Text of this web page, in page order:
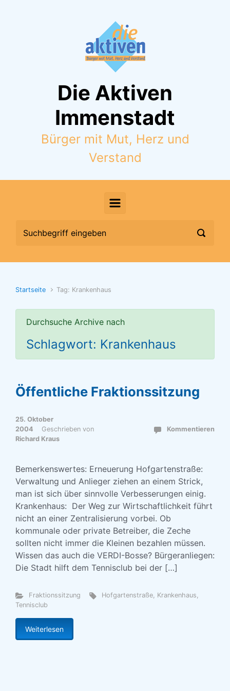
Die Aktiven
Immenstadt
Bürger mit Mut, Herz und
Verstand
Startseite Tag: Krankenhaus
Durchsuche Archive nach
Schlagwort: Krankenhaus
Öffentliche Fraktionssitzung
25. Oktober
2004
Geschrieben von
Richard Kraus
Kommentieren
Bemerkenswertes: Erneuerung Hofgartenstraße:
Verwaltung und Anlieger ziehen an einem Strick,
man ist sich über sinnvolle Verbesserungen einig.
Krankenhaus: Der Weg zur Wirtschaftlichkeit führt
nicht an einer Zentralisierung vorbei. Ob
kommunale oder private Betreiber, die Zeche
sollten nicht immer die Kleinen bezahlen müssen.
Wissen das auch die VERDI-Bosse? Bürgeranliegen:
Die Stadt hilft dem Tennisclub bei der […]
Fraktionssitzung Hofgartenstraße, Krankenhaus,
Tennisclub
Weiterlesen